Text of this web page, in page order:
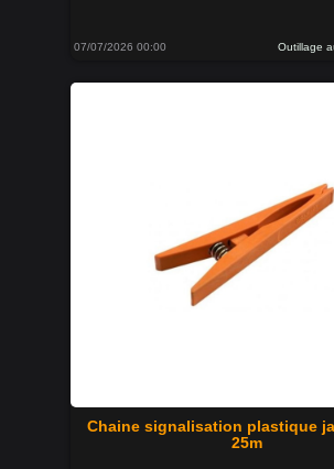
07/07/2026 00:00 Outillage
Chaine signalisation plastique
25m